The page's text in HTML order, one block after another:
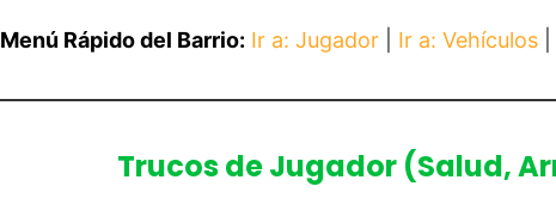
Menú Rápido del Barrio: Ir a: Jugador Ir a: Vehículos
Trucos de Jugador (Salud,